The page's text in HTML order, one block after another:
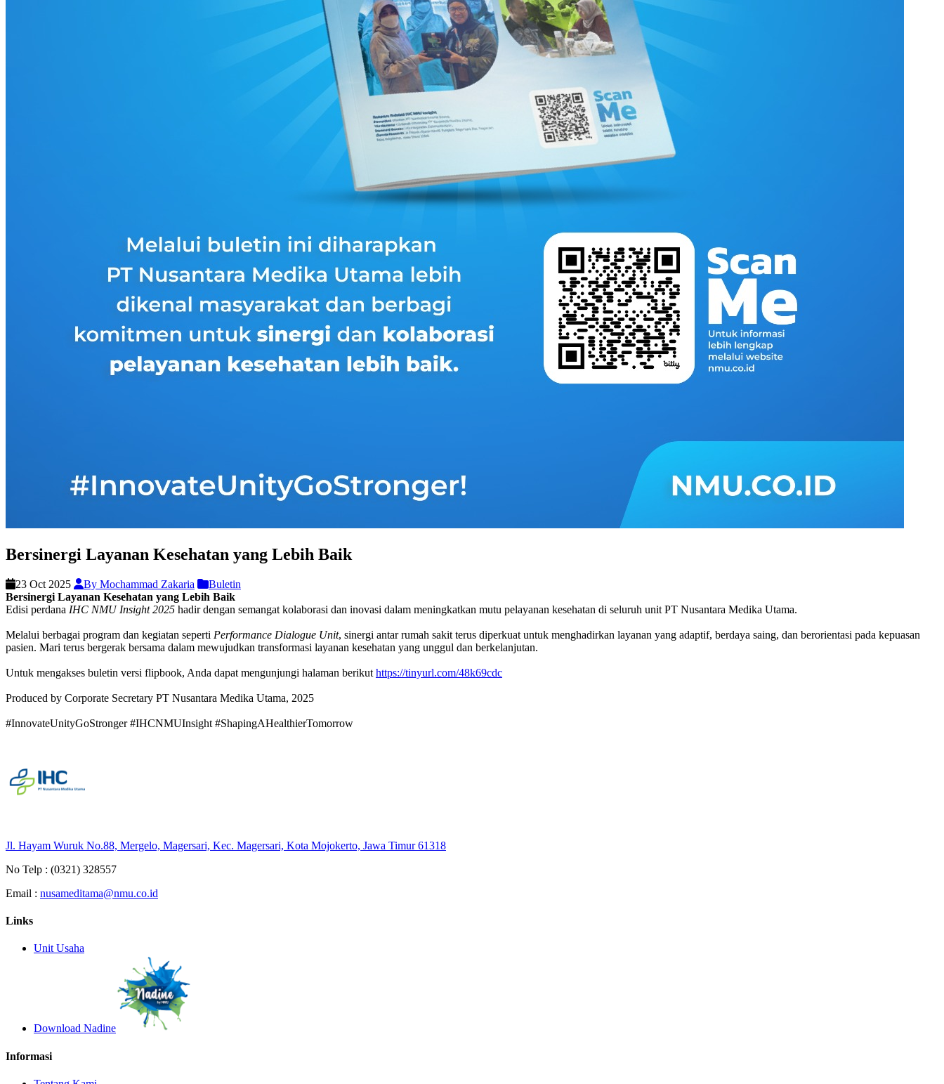
Bersinergi Layanan Kesehatan yang Lebih Baik
23 Oct 2025 By Mochammad Zakaria
Buletin
Bersinergi Layanan Kesehatan yang Lebih Baik
Edisi perdana IHC NMU Insight 2025 hadir dengan semangat kolaborasi dan inovasi dalam meningkatkan mutu pelayanan kesehatan di seluruh unit PT Nusantara Medika Utama.
Melalui berbagai program dan kegiatan seperti Performance Dialogue Unit, sinergi antar rumah sakit terus diperkuat untuk menghadirkan layanan yang adaptif, berdaya saing, dan berorientasi pada kepuasan
pasien. Mari terus bergerak bersama dalam mewujudkan transformasi layanan kesehatan yang unggul dan berkelanjutan.
Untuk mengakses buletin versi flipbook, Anda dapat mengunjungi halaman berikut https://tinyurl.com/48k69cdc
Produced by Corporate Secretary PT Nusantara Medika Utama, 2025
#InnovateUnityGoStronger #IHCNMUInsight #ShapingAHealthierTomorrow
Jl. Hayam Wuruk No.88, Mergelo, Magersari, Kec. Magersari, Kota Mojokerto, Jawa Timur 61318
No Telp : (0321) 328557
Email : nusameditama@nmu.co.id
Links
Unit Usaha
Download Nadine
Informasi